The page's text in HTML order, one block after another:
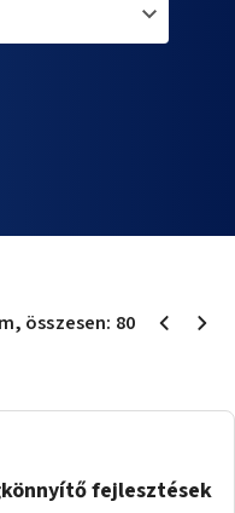
, összesen: 80
fejlesztések